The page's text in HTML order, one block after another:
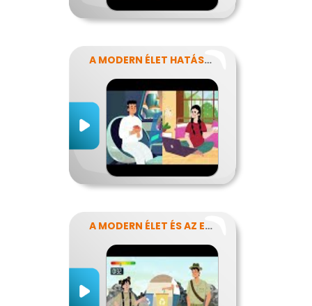
A MODERN ÉLET HATÁSA AZ ERŐFORRÁSAINK FELHASZNÁLÁSÁRA
A MODERN ÉLET ÉS AZ ENERGIA